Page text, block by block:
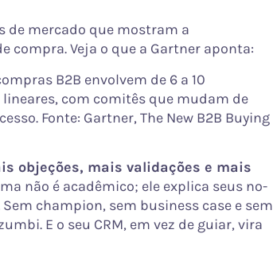
de mercado que mostram a
compra. Veja o que a Gartner aponta:
B2B envolvem de 6 a 10
com comitês que mudam de
Fonte: Gartner, The New B2B Buying
objeções, mais validações e mais
não é acadêmico; ele explica seus no-
champion, sem business case e sem
E o seu CRM, em vez de guiar, vira